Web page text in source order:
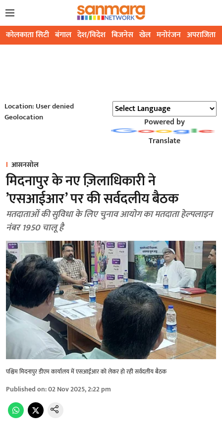
कोलकाता सिटी बंगाल देश/विदेश बिजनेस खेल मनोरंजन अपराजिता
Location: User denied
Geolocation
Powered by
Translate
आसनसोल
मिदनापुर के नए ज़िलाधिकारी ने
’एसआईआर’ पर की सर्वदलीय बैठक
मतदाताओं की सुविधा के लिए चुनाव आयोग का मतदाता हेल्पलाइन
नंबर 1950 चालू है
पश्चिम मिदनापुर डीएम कार्यालय में एसआईआर को लेकर हो रही सर्वदलीय बैठक
Published on:02 Nov 2025, 2:22 pm